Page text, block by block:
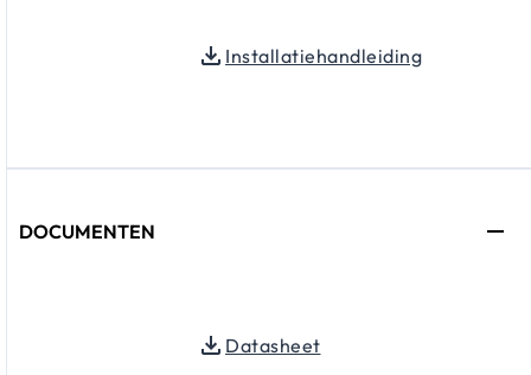
Installatiehandleiding
DOCUMENTEN
Datasheet